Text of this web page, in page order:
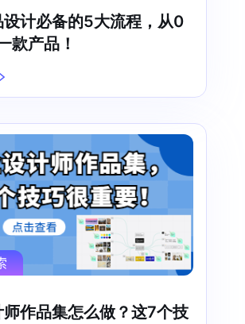
设计必备的5大流程，从0
款产品！
作品集怎么做？这7个技